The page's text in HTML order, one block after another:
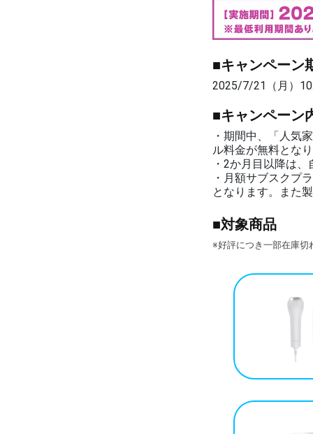
■キャンペーン
2025/7/21（月）
■キャンペーン
・期間中、「人気
ル料金が無料とな
・2か月目以降は
・月額サブスクプ
となります。また
■対象商品
※好評につき一部在庫切